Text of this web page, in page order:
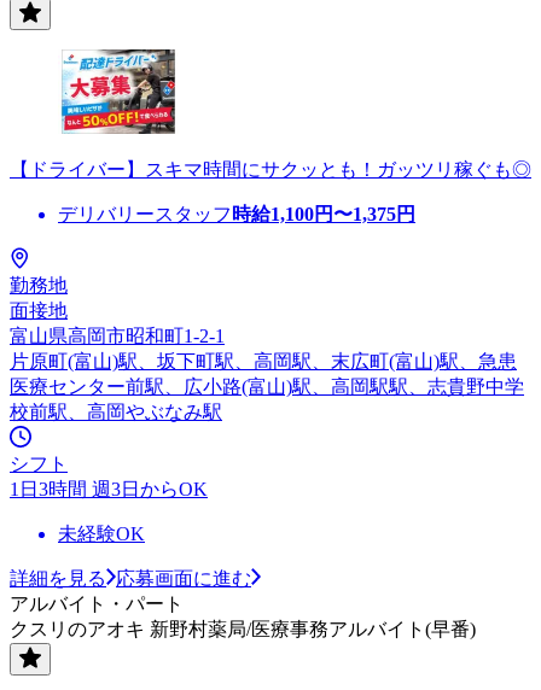
【ドライバー】スキマ時間にサクッとも！ガッツリ稼ぐも◎
デリバリースタッフ 時給1,100円〜1,375円
勤務地
面接地
富山県高岡市昭和町1-2-1
片原町(富山)駅、坂下町駅、高岡駅、末広町(富山)駅、急患
医療センター前駅、広小路(富山)駅、高岡駅駅、志貴野中学
校前駅、高岡やぶなみ駅
シフト
1日3時間 週3日からOK
未経験OK
詳細を見る
応募画面に進む
アルバイト・パート
クスリのアオキ 新野村薬局/医療事務アルバイト(早番)